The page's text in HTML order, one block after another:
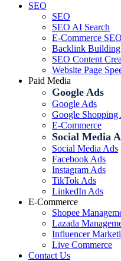
SEO
SEO
SEO AI Search
E-Commerce SEO
Backlink Building
SEO Content
Website Page
Paid Media
Google Ads
Google Ads
Google Shopping
E-Commerce
Social Media
Social Media Ads
Facebook Ads
Instagram Ads
TikTok Ads
LinkedIn Ads
E-Commerce
Shopee
Lazada
Influencer
Live Commerce
Contact Us